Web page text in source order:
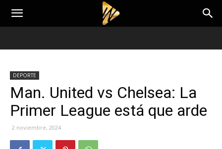
DEPORTE
Man. United vs Chelsea: La
Primer League está que arde
2 noviembre, 2024